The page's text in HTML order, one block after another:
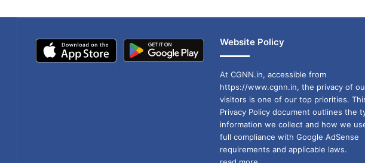
Website Policy
At CGNN.in, accessible from
https://www.cgnn.in, the privacy of
visitors is one of our top priorities.
Privacy Policy document outlines the
information we collect and how we
full compliance with Google AdSense
requirements and applicable laws.